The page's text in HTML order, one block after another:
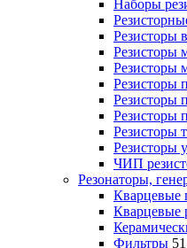
Наборы
Резисторы
Резисторы
Резисторы
Резисторы
Резисторы
Резисторы
Резисторы
Резисторы
ЧИП
Резонаторы,
Кварцевые
Кварцевые
Фильтры 51